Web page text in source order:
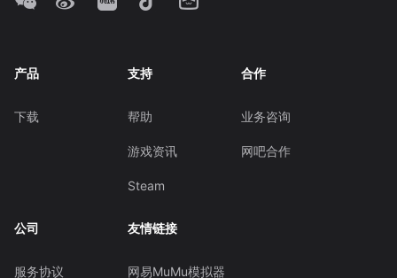
产品
下载
支持
帮助
游戏资讯
Steam
合作
业务咨询
网吧合作
公司
服务协议
友情链接
网易MuMu模拟器